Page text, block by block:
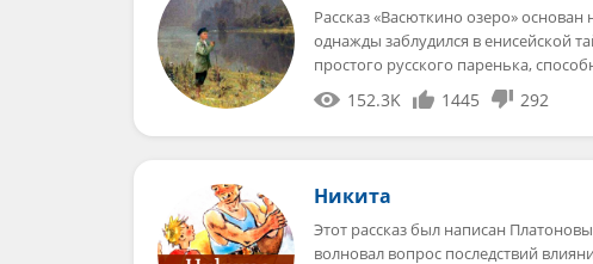
Рассказ «Васюткино озеро»
однажды заблудился в енисейской
простого русского паренька,
152.3K 1445 292
Никита
Этот рассказ был написан
волновал вопрос последствий